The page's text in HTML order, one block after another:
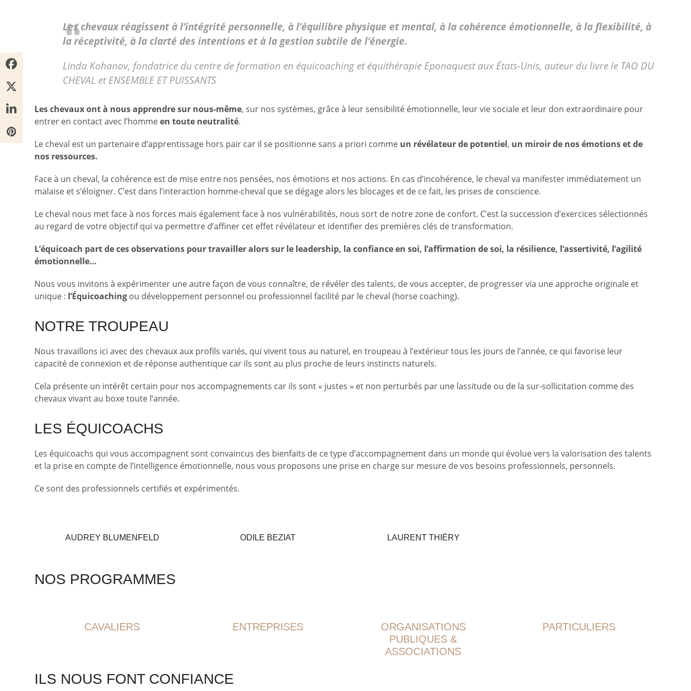
Les chevaux réagissent à l’intégrité personnelle, à l’équilibre physique et mental, à la cohérence émotionnelle, à la flexibilité, à
la réceptivité, à la clarté des intentions et à la gestion subtile de l’énergie.
Linda Kohanov, fondatrice du centre de formation en équicoaching et équithérapie Eponaquest aux États-Unis, auteur du livre le TAO DU
CHEVAL et ENSEMBLE ET PUISSANTS
Les chevaux ont à nous apprendre sur nous-même, sur nos systèmes, grâce à leur sensibilité émotionnelle, leur vie sociale et leur don extraordinaire pour
entrer en contact avec l’hommeen toute neutralité.
Le cheval est un partenaire d’apprentissage hors pair car il se positionne sans a priori comme un révélateur de potentiel, un miroir de nos émotions et de
nos ressources.
Face à un cheval, la cohérence est de mise entre nos pensées, nos émotions et nos actions. En cas d’incohérence, le cheval va manifester immédiatement un
malaise et s’éloigner. C’est dans l’interaction homme-cheval que se dégage alors les blocages et de ce fait, les prises de conscience.
Le cheval nous met face à nos forces mais également face à nos vulnérabilités, nous sort de notre zone de confort. C’est la succession d’exercices sélectionnés
au regard de votre objectif qui va permettre d’affiner cet effet révélateur et identifier des premières clés de transformation.
L’équicoach part de ces observations pour travailler alors sur le leadership, la confiance en soi, l’affirmation de soi, la résilience, l’assertivité, l’agilité
émotionnelle…
Nous vous invitons à expérimenter une autre façon de vous connaître, de révéler des talents, de vous accepter, de progresser via une approche originale et
unique : l’Équicoaching ou développement personnel ou professionnel facilité par le cheval (horse coaching).
NOTRE TROUPEAU
Nous travaillons ici avec des chevaux aux profils variés, qui vivent tous au naturel, en troupeau à l’extérieur tous les jours de l’année, ce qui favorise leur
capacité de connexion et de réponse authentique car ils sont au plus proche de leurs instincts naturels.
Cela présente un intérêt certain pour nos accompagnements car ils sont « justes » et non perturbés par une lassitude ou de la sur-sollicitation comme des
chevaux vivant au boxe toute l’année.
LES ÉQUICOACHS
Les équicoachs qui vous accompagnent sont convaincus des bienfaits de ce type d’accompagnement dans un monde qui évolue vers la valorisation des talents
et la prise en compte de l’intelligence émotionnelle, nous vous proposons une prise en charge sur mesure de vos besoins professionnels, personnels.
Ce sont des professionnels certifiés et expérimentés.
AUDREY BLUMENFELD ODILE BEZIAT LAURENT THIÉRY
NOS PROGRAMMES
CAVALIERS ENTREPRISES
ORGANISATIONS
PUBLIQUES &
ASSOCIATIONS
PARTICULIERS
ILS NOUS FONT CONFIANCE